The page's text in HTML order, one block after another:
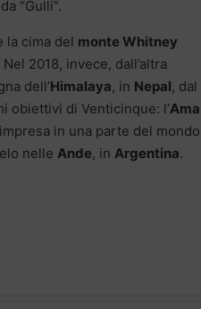
“Gulli”.
la cima del monte Whitney
2018, invece, dall’altra
dell’Himalaya, in Nepal, dal
obiettivi di Venticinque: l’Ama
in una parte del mondo
nelle Ande, in Argentina.